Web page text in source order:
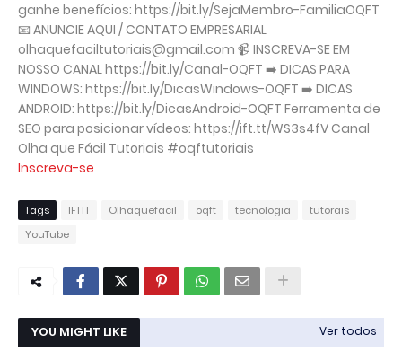
ganhe benefícios: https://bit.ly/SejaMembro-FamiliaOQFT
📧 ANUNCIE AQUI / CONTATO EMPRESARIAL
olhaquefaciltutoriais@gmail.com 📹 INSCREVA-SE EM
NOSSO CANAL https://bit.ly/Canal-OQFT ➡️ DICAS PARA
WINDOWS: https://bit.ly/DicasWindows-OQFT ➡️ DICAS
ANDROID: https://bit.ly/DicasAndroid-OQFT Ferramenta de
SEO para posicionar vídeos: https://ift.tt/WS3s4fV Canal
Olha que Fácil Tutoriais #oqftutoriais
Inscreva-se
Tags IFTTT Olhaquefacil oqft tecnologia
tutorais
YouTube
YOU MIGHT LIKE Ver todos